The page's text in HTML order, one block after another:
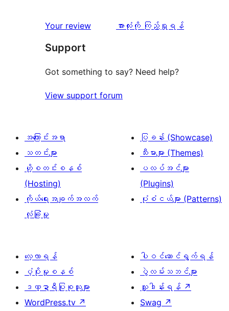
သုံးသပ်
0
စောင်
ပွင့်
သုံးသပ်
ချက်
စောင်
Your review
သုံးသပ်
အားလုံးကို ကြည့်ရှုရန်
Support
Got something to say? Need help?
View support forum
အကြောင်းအရာ
သတင်းများ
ဟို့စတင်းစနစ်
(Hosting)
ကိုယ်ရေးအချက်အလက်
လုံခြုံမှု
ပြခန်း (Showcase)
သီးမားများ (Themes)
ပလပ်အင်များ
(Plugins)
ပုံစံငယ်များ (Patterns)
လေ့လာရန်
ပံ့ပိုးမှုစနစ်
ဒဏ္ဍာရီပြုစုသူများ
WordPress.tv ↗
ပါဝင်ဆောင်ရွက်ရန်
ပွဲလမ်းသဘင်များ
လှူဒါန်းရန် ↗
Swag ↗